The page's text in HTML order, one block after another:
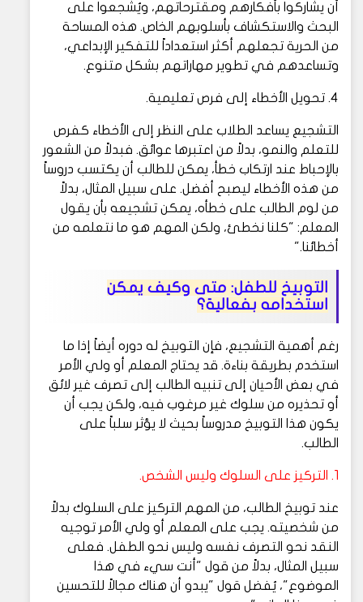
أن يشاركوا بأفكارهم ومقترحاتهم، ويُشجعوا على
البحث والاستكشاف بأسلوبهم الخاص. هذه المساحة
من الحرية تجعلهم أكثر استعداداً للتفكير الإبداعي،
وتساعدهم في تطوير مهاراتهم بشكل متنوع.
4. تحويل الأخطاء إلى فرص تعليمية.
التشجيع يساعد الطلاب على النظر إلى الأخطاء كفرص
للتعلم والنمو، بدلاً من اعتبرها عوائق. فبدلاً من الشعور
بالإحباط عند ارتكاب خطأ، يمكن للطالب أن يكتسب دروساً
من هذه الأخطاء ليصبح أفضل. على سبيل المثال، بدلاً
من لوم الطالب على خطأه، يمكن تشجيعه بأن يقول
المعلم: "كلنا نخطئ، ولكن المهم هو ما نتعلمه من
أخطائنا."
التوبيخ للطفل: متى وكيف يمكن
استخدامه بفعالية؟
رغم أهمية التشجيع، فإن التوبيخ له دوره أيضاً إذا ما
استخدم بطريقة بناءة. قد يحتاج المعلم أو ولي الأمر
في بعض الأحيان إلى تنبيه الطالب إلى تصرف غير لائق
أو تحذيره من سلوك غير مرغوب فيه، ولكن يجب أن
يكون هذا التوبيخ مدروساً بحيث لا يؤثر سلباً على
الطالب.
1. التركيز على السلوك وليس الشخص.
عند توبيخ الطالب، من المهم التركيز على السلوك بدلاً
من شخصيته. يجب على المعلم أو ولي الأمر توجيه
النقد نحو التصرف نفسه وليس نحو الطفل. فعلى
سبيل المثال، بدلاً من قول "أنت سيء في هذا
الموضوع"، يُفضل قول "يبدو أن هناك مجالاً للتحسين